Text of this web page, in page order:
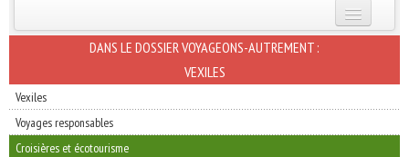
INSCRIVEZ-VOUS | ABONNEZ-VOUS
DANS LE DOSSIER VOYAGEONS-AUTREMENT :
VEXILES
Vexiles
Voyages responsables
Croisières et écotourisme